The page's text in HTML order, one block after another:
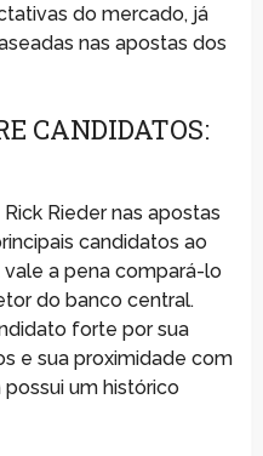
do mercado, já
nas apostas dos
CANDIDATOS:
Rieder nas apostas
candidatos ao
a pena compará-lo
do banco central.
forte por sua
e sua proximidade com
um histórico